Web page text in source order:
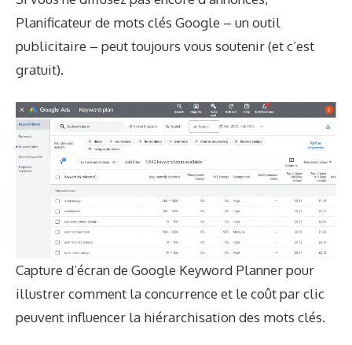
Planificateur de mots clés Google – un outil
publicitaire – peut toujours vous soutenir (et c’est
gratuit).
Capture d’écran de Google Keyword Planner pour
illustrer comment la concurrence et le coût par clic
peuvent influencer la hiérarchisation des mots clés.